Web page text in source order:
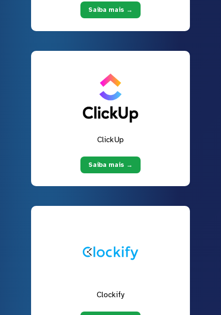
Saiba mais →
ClickUp
Saiba mais →
Clockify